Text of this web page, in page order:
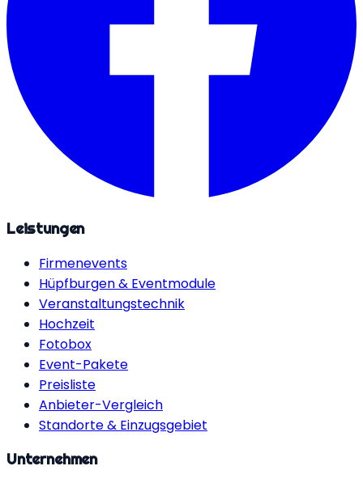
Leistungen
Firmenevents
Hüpfburgen & Eventmodule
Veranstaltungstechnik
Hochzeit
Fotobox
Event-Pakete
Preisliste
Anbieter-Vergleich
Standorte & Einzugsgebiet
Unternehmen